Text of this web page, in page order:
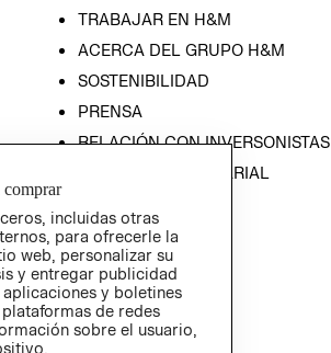
TRABAJAR EN H&M
ACERCA DEL GRUPO H&M
SOSTENIBILIDAD
PRENSA
RELACIÓN CON INVERSONISTAS
POLÍTICA EMPRESARIAL
comprar
incluidas otras
para ofrecerle la
web, personalizar su
y entregar publicidad
y boletines
de redes
sobre el usuario,